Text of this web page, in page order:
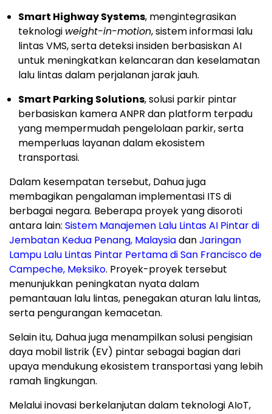
Smart Highway Systems, mengintegrasikan
teknologi weight-in-motion, sistem informasi lalu
lintas VMS, serta deteksi insiden berbasiskan AI
untuk meningkatkan kelancaran dan keselamatan
lalu lintas dalam perjalanan jarak jauh.
Smart Parking Solutions, solusi parkir pintar
berbasiskan kamera ANPR dan platform terpadu
yang mempermudah pengelolaan parkir, serta
memperluas layanan dalam ekosistem
transportasi.
Dalam kesempatan tersebut, Dahua juga
membagikan pengalaman implementasi ITS di
berbagai negara. Beberapa proyek yang disoroti
antara lain: Sistem Manajemen Lalu Lintas AI Pintar di
Jembatan Kedua Penang, MalaysiadanJaringan
Lampu Lalu Lintas Pintar Pertama di San Francisco de
Campeche, Meksiko. Proyek-proyek tersebut
menunjukkan peningkatan nyata dalam
pemantauan lalu lintas, penegakan aturan lalu lintas,
serta pengurangan kemacetan.
Selain itu, Dahua juga menampilkan solusi pengisian
daya mobil listrik (EV) pintar sebagai bagian dari
upaya mendukung ekosistem transportasi yang lebih
ramah lingkungan.
Melalui inovasi berkelanjutan dalam teknologi AIoT,